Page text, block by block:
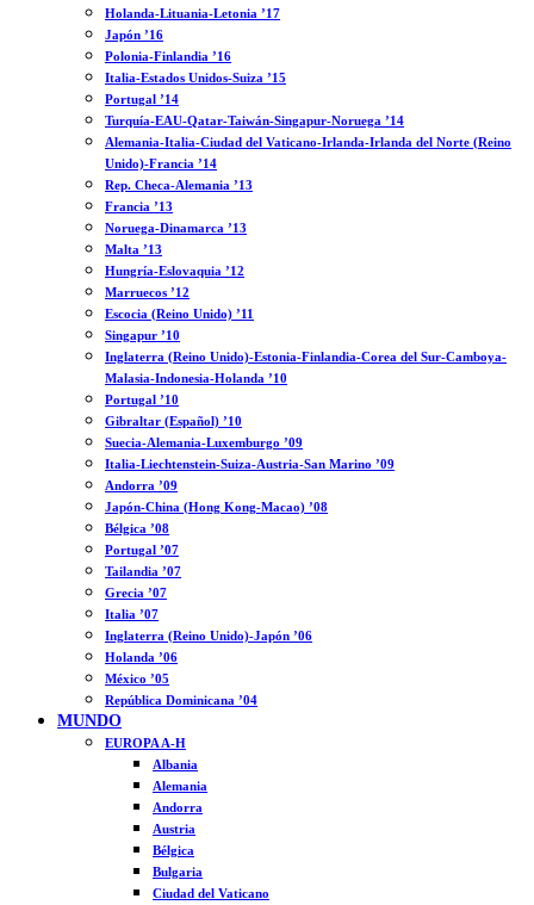
Holanda-Lituania-Letonia ’17
Japón ’16
Polonia-Finlandia ’16
Italia-Estados Unidos-Suiza ’15
Portugal ’14
Turquía-EAU-Qatar-Taiwán-Singapur-Noruega ’14
Alemania-Italia-Ciudad del Vaticano-Irlanda-Irlanda del Norte (Reino
Unido)-Francia ’14
Rep. Checa-Alemania ’13
Francia ’13
Noruega-Dinamarca ’13
Malta ’13
Hungría-Eslovaquia ’12
Marruecos ’12
Escocia (Reino Unido) ’11
Singapur ’10
Inglaterra (Reino Unido)-Estonia-Finlandia-Corea del Sur-Camboya-
Malasia-Indonesia-Holanda ’10
Portugal ’10
Gibraltar (Español) ’10
Suecia-Alemania-Luxemburgo ’09
Italia-Liechtenstein-Suiza-Austria-San Marino ’09
Andorra ’09
Japón-China (Hong Kong-Macao) ’08
Bélgica ’08
Portugal ’07
Tailandia ’07
Grecia ’07
Italia ’07
Inglaterra (Reino Unido)-Japón ’06
Holanda ’06
México ’05
República Dominicana ’04
MUNDO
EUROPA A-H
Albania
Alemania
Andorra
Austria
Bélgica
Bulgaria
Ciudad del Vaticano